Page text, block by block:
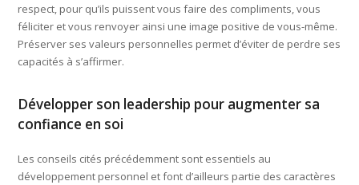
respect, pour qu’ils puissent vous faire des compliments, vous
féliciter et vous renvoyer ainsi une image positive de vous-même.
Préserver ses valeurs personnelles permet d’éviter de perdre ses
capacités à s’affirmer.
Développer son leadership pour augmenter sa
confiance en soi
Les conseils cités précédemment sont essentiels au
développement personnel et font d’ailleurs partie des caractères